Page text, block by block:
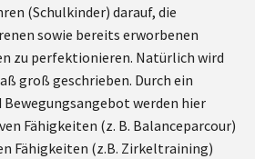
(Schulkinder) darauf, die
sowie bereits erworbenen
zu perfektionieren. Natürlich wird
groß geschrieben. Durch ein
werden hier
Fähigkeiten (z. B. Balanceparcour)
Fähigkeiten (z.B. Zirkeltraining)